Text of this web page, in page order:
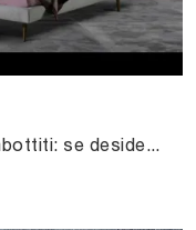
Clicca e scopri di più sui Letti imbottiti: se desideri modelli matrimoniali moderni, il modello Kappa Ring 14 Excò fa al caso tuo.